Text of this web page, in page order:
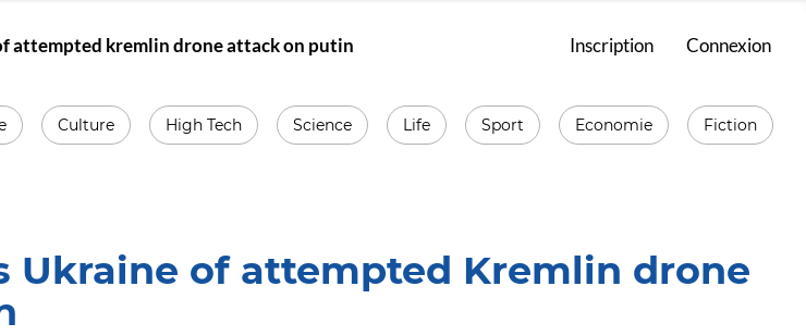
attempted kremlin drone attack on putin Inscription Connexion
Culture High Tech Science Life Sport Economie Fiction
Ukraine of attempted Kremlin drone